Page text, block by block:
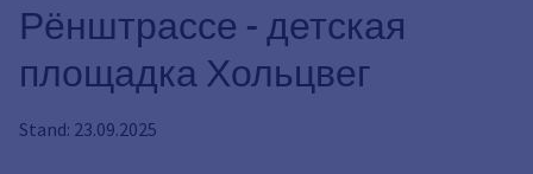
Рёнштрассе - детская
площадка Хольцвег
Stand: 23.09.2025